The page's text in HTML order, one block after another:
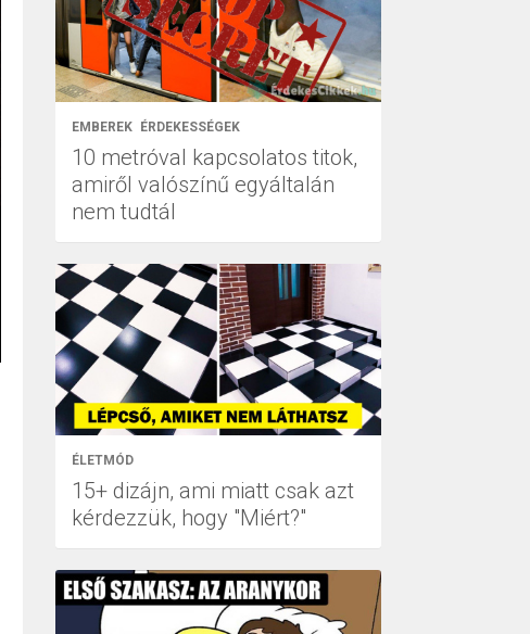
EMBEREK ÉRDEKESSÉGEK
10 metróval kapcsolatos titok,
amiről valószínű egyáltalán
nem tudtál
ÉLETMÓD
15+ dizájn, ami miatt csak azt
kérdezzük, hogy "Miért?"